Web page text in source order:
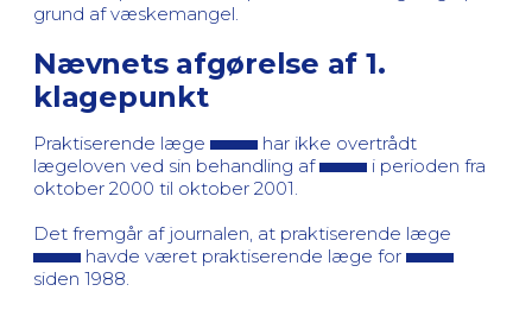
grund af væskemangel.
Nævnets afgørelse af 1.
klagepunkt
Praktiserende læge
har ikke overtrådt
lægeloven ved sin behandling af
i perioden fra
oktober 2000 til oktober 2001.
Det fremgår af journalen, at praktiserende læge
havde været praktiserende læge for
siden 1988.